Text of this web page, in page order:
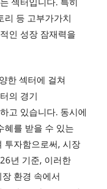
리 등 고부가가치
인 성장 잠재력을
한 섹터에 걸쳐
의 경기
고 있습니다. 동시에
혜를 받을 수 있는
투자함으로써, 시장
년 기준, 이러한
환경 속에서